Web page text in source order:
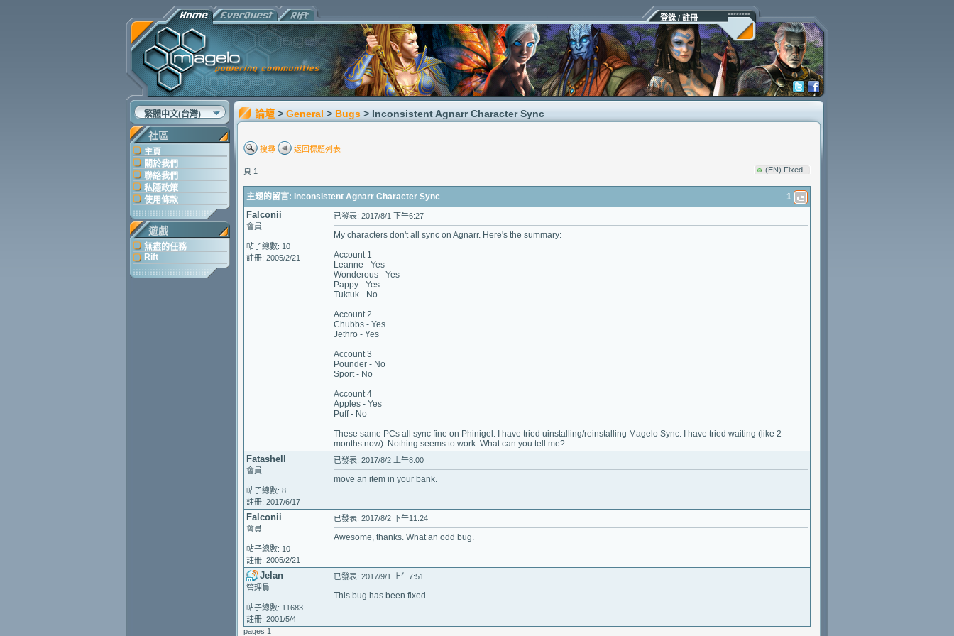
登錄 / 註冊
繁體中文(台灣)
社區
主頁
關於我們
聯絡我們
私隱政策
使用條款
遊戲
無盡的任務
Rift
論壇 > General > Bugs > Inconsistent Agnarr Character Sync
搜尋 返回標題列表
頁 1 (EN) Fixed
主題的留言: Inconsistent Agnarr Character Sync 1
Falconii
會員
帖子總數: 10
註冊: 2005/2/21
已發表: 2017/8/1 下午6:27
My characters don't all sync on Agnarr. Here's the summary:
Account 1
Leanne - Yes
Wonderous - Yes
Pappy - Yes
Tuktuk - No
Account 2
Chubbs - Yes
Jethro - Yes
Account 3
Pounder - No
Sport - No
Account 4
Apples - Yes
Puff - No
These same PCs all sync fine on Phinigel. I have tried uinstalling/reinstalling Magelo Sync. I have tried waiting (like 2
months now). Nothing seems to work. What can you tell me?
Fatashell
會員
帖子總數: 8
註冊: 2017/6/17
已發表: 2017/8/2 上午8:00
move an item in your bank.
Falconii
會員
帖子總數: 10
註冊: 2005/2/21
已發表: 2017/8/2 下午11:24
Awesome, thanks. What an odd bug.
Jelan
管理員
帖子總數: 11683
註冊: 2001/5/4
已發表: 2017/9/1 上午7:51
This bug has been fixed.
pages 1